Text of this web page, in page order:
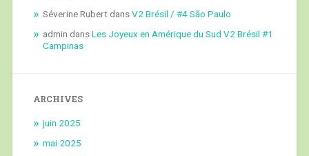
Séverine RubertdansV2 Brésil / #4 São Paulo
admin dansLes Joyeux en Amérique du Sud V2 Brésil #1
Campinas
ARCHIVES
juin 2025
mai 2025